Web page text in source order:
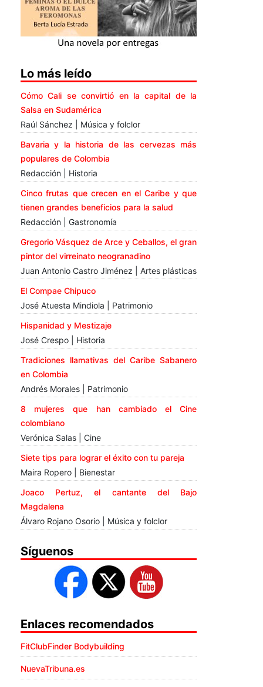
Lo más leído
Cómo Cali se convirtió en la capital de la
Salsa en Sudamérica
Raúl Sánchez | Música y folclor
Bavaria y la historia de las cervezas más
populares de Colombia
Redacción | Historia
Cinco frutas que crecen en el Caribe y que
tienen grandes beneficios para la salud
Redacción | Gastronomía
Gregorio Vásquez de Arce y Ceballos, el gran
pintor del virreinato neogranadino
Juan Antonio Castro Jiménez | Artes plásticas
El Compae Chipuco
José Atuesta Mindiola | Patrimonio
Hispanidad y Mestizaje
José Crespo | Historia
Tradiciones llamativas del Caribe Sabanero
en Colombia
Andrés Morales | Patrimonio
8 mujeres que han cambiado el Cine
colombiano
Verónica Salas | Cine
Siete tips para lograr el éxito con tu pareja
Maira Ropero | Bienestar
Joaco Pertuz, el cantante del Bajo
Magdalena
Álvaro Rojano Osorio | Música y folclor
Síguenos
Enlaces recomendados
FitClubFinder Bodybuilding
NuevaTribuna.es